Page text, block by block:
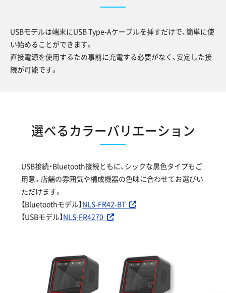
USBモデルは端末にUSB Type-Aケーブルを挿すだけで、簡単に使
い始めることができます。
直接電源を使用するため事前に充電する必要がなく、安定した接
続が可能です。
選べるカラーバリエーション
USB接続・Bluetooth接続ともに、シックな黒色タイプもご
用意。店舗の雰囲気や構成機器の色味に合わせてお選びい
ただけます。
【Bluetoothモデル】 NLS-FR42-BT
【USBモデル】 NLS-FR4270